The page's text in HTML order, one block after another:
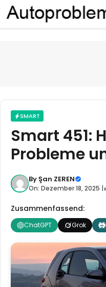
Zum
Inhalt
springen
SMART
Smart 451:
Probleme
ByŞan ZEREN
On: Dezember 18, 2025 |
Zusammenfassend:
ChatGPT Grok